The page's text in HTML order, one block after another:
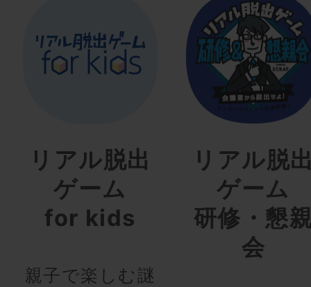
リアル脱出
ゲーム
for kids
親子で楽しむ謎
リアル脱
ゲーム
研修・懇
会